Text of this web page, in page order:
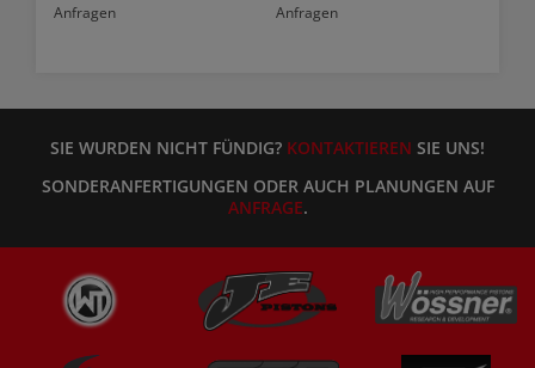
Anfragen
Anfragen
SIE WURDEN NICHT FÜNDIG? KONTAKTIEREN SIE UNS!
SONDERANFERTIGUNGEN ODER AUCH PLANUNGEN AUF
ANFRAGE.